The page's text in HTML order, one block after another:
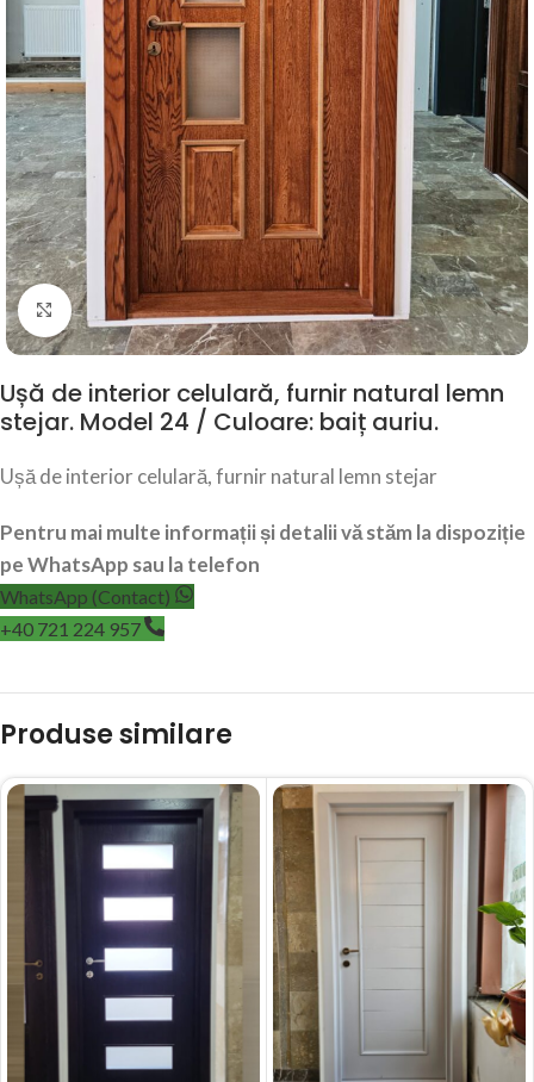
Click to enlarge
Ușă de interior celulară, furnir natural lemn
stejar. Model 24 / Culoare: baiț auriu.
Ușă de interior celulară, furnir natural lemn stejar
Pentru mai multe informații și detalii vă stăm la dispoziție
pe WhatsApp sau la telefon
WhatsApp (Contact)
+40 721 224 957
Produse similare